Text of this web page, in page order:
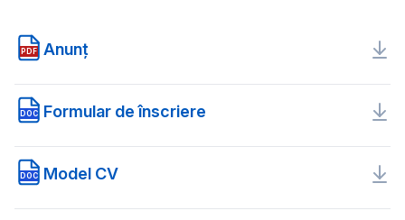
PDF Anunț
DOC Formular de înscriere
DOC Model CV